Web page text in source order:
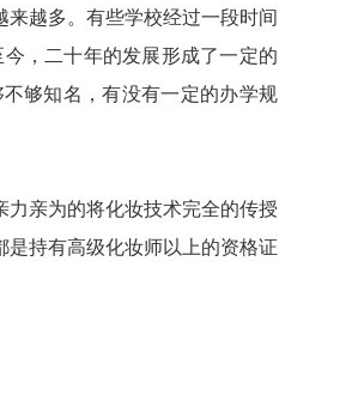
越多。有些学校经过一段时间
，二十年的发展形成了一定的
够知名，有没有一定的办学规
亲为的将化妆技术完全的传授
持有高级化妆师以上的资格证